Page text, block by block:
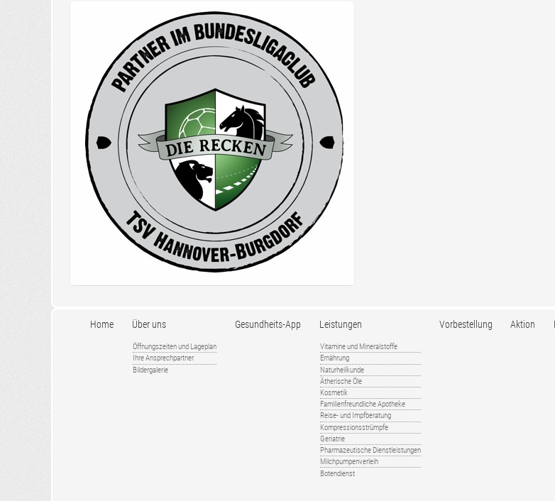
Home Über uns
Öffnungszeiten und Lageplan
Ihre Ansprechpartner
Bildergalerie
Gesundheits-App Leistungen
Vitamine und Mineralstoffe
Ernährung
Naturheilkunde
Ätherische Öle
Kosmetik
Familienfreundliche Apotheke
Reise- und Impfberatung
Kompressionsstrümpfe
Geriatrie
Pharmazeutische Dienstleistungen
Milchpumpenverleih
Botendienst
Vorbestellung Aktion